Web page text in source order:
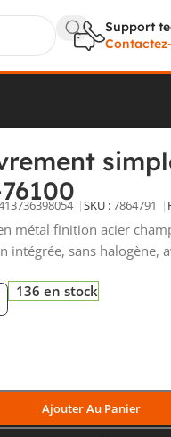
Support
SKU :7864791
métal finition acier
intégrée, sans halogène,
136 en stock
Ajouter Au Panier